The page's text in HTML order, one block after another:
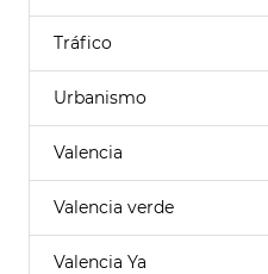
Tráfico
Urbanismo
Valencia
Valencia verde
Valencia Ya